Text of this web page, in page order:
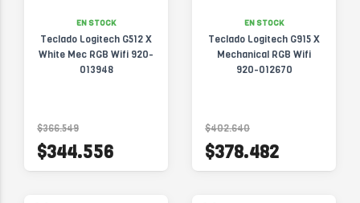
EN STOCK
Teclado Logitech G512 X
White Mec RGB Wifi 920-
013948
$366.549
$344.556
EN STOCK
Teclado Logitech G915 X
Mechanical RGB Wifi
920-012670
$402.640
$378.482